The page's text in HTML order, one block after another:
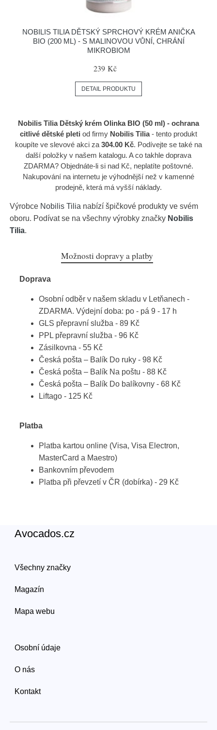
NOBILIS TILIA DĚTSKÝ SPRCHOVÝ KRÉM ANIČKA
BIO (200 ML) - S MALINOVOU VŮNÍ, CHRÁNÍ
MIKROBIOM
239 Kč
DETAIL PRODUKTU
Nobilis Tilia Dětský krém Olinka BIO (50 ml) - ochrana
citlivé dětské pleti od firmy Nobilis Tilia- tento produkt
koupíte ve slevové akci za 304.00 Kč. Podívejte se také na
další položky v našem katalogu. A co takhle doprava
ZDARMA? Objednáte-li si nad Kč, neplatíte poštovné.
Nakupování na internetu je výhodnější než v kamenné
prodejně, která má vyšší náklady.
Výrobce Nobilis Tilia nabízí špičkové produkty ve svém
oboru. Podívat se na všechny výrobky značky Nobilis
Tilia.
Možnosti dopravy a platby
Doprava
Osobní odběr v našem skladu v Letňanech -
ZDARMA. Výdejní doba: po - pá 9 - 17 h
GLS přepravní služba - 89 Kč
PPL přepravní služba - 96 Kč
Zásilkovna - 55 Kč
Česká pošta – Balík Do ruky - 98 Kč
Česká pošta – Balík Na poštu - 88 Kč
Česká pošta – Balík Do balíkovny - 68 Kč
Liftago - 125 Kč
Platba
Platba kartou online (Visa, Visa Electron,
MasterCard a Maestro)
Bankovním převodem
Platba při převzetí v ČR (dobírka) - 29 Kč
Avocados.cz
Všechny značky
Magazín
Mapa webu
Osobní údaje
O nás
Kontakt